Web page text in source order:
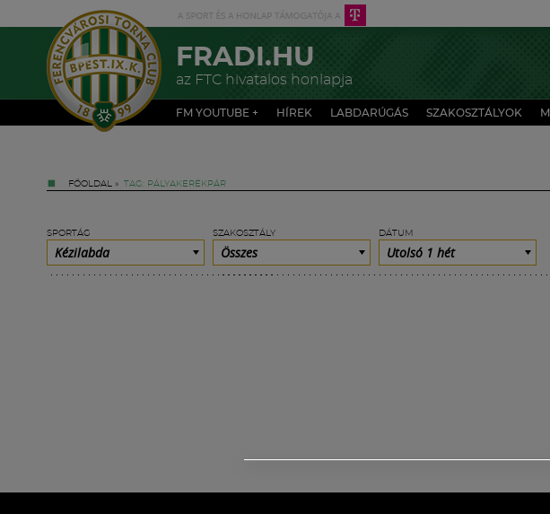
FRADI.HU
az FTC hivatalos honlapja
FM YOUTUBE + HÍREK LABDARÚGÁS SZAKOSZTÁLYOK
FŐOLDAL » TAG: PÁLYAKERÉKPÁR
SPORTÁG
Kézilabda
SZAKOSZTÁLY
Összes
DÁTUM
Utolsó 1 hét